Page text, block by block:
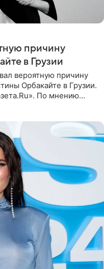
причину
в Грузии
вероятную причину
Орбакайте в Грузии.
По мнению